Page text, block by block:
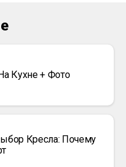
Кухне + Фото
Кресла: Почему